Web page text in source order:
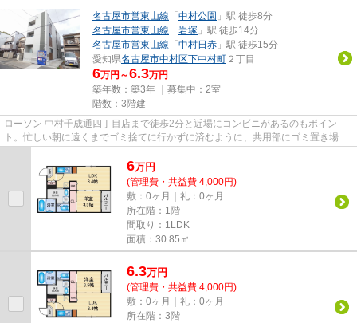
名古屋市営東山線 「 中村公園 」駅 徒歩8分
名古屋市営東山線 「 岩塚 」駅 徒歩14分
名古屋市営東山線 「 中村日赤 」駅 徒歩15分
愛知県名古屋市中村区下中村町 ２丁目
6万円～6.3万円
築年数：築3年 ｜募集中： 2室
階数：3階建
ローソン 中村千成通四丁目店まで徒歩2分と近場にコンビニがあるのもポイン
ト。忙しい朝に遠くまでゴミ捨てに行かずに済むように、共用部にゴミ置き場が
6万円
(管理費・共益費 4,000円)
敷：0ヶ月｜礼：0ヶ月
所在階：1階
間取り：1LDK
面積：30.85㎡
6.3万円
(管理費・共益費 4,000円)
敷：0ヶ月｜礼：0ヶ月
所在階：3階